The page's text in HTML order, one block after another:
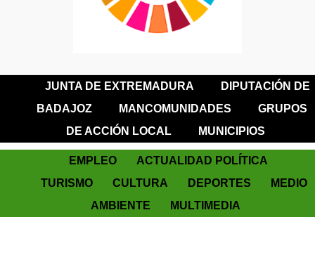
JUNTA DE EXTREMADURA
DIPUTACIÓN DE
BADAJOZ
MANCOMUNIDADES
GRUPOS
DE ACCIÓN LOCAL
MUNICIPIOS
EMPLEO
ACTUALIDAD POLÍTICA
TURISMO
CULTURA DEPORTES
MEDIO
AMBIENTE
MULTIMEDIA